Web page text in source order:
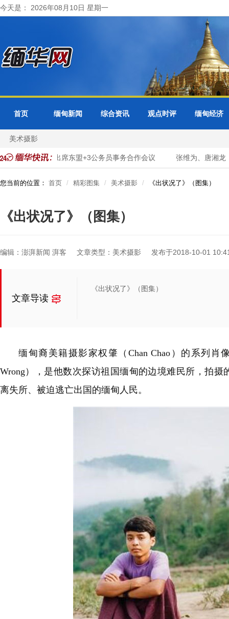
今天是： 2026年08月10日 星期一
首页 缅甸新闻 综合资讯 观点时评 缅甸经济
美术摄影
缅甸出席东盟+3公务员事务合作会议 张维为、唐湘龙：陈佩琪
您当前的位置： 首页 精彩图集 美术摄影 《出状况了》（图集）
《出状况了》（图集）
编辑：澎湃新闻 湃客 文章类型：美术摄影 发布于2018-10-01
文章导读
《出状况了》（图集）
缅甸裔美籍摄影家权肇（Chan Chao）的系列肖
Wrong），是他数次探访祖国缅甸的边境难民所，拍摄
离失所、被迫逃亡出国的缅甸人民。